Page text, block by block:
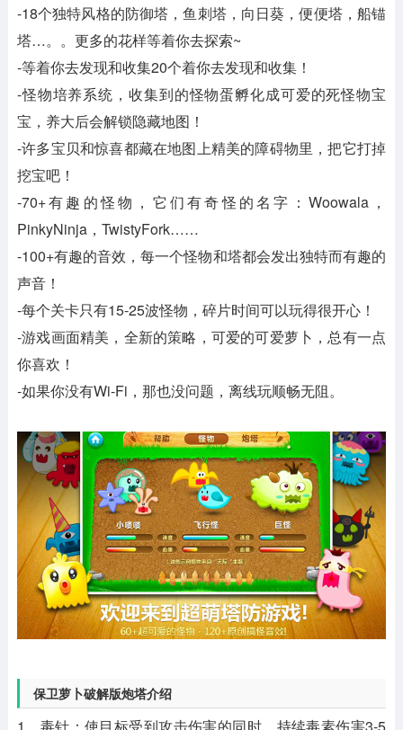
-18个独特风格的防御塔，鱼刺塔，向日葵，便便塔，船锚
塔…。。更多的花样等着你去探索~
-等着你去发现和收集20个着你去发现和收集！
-怪物培养系统，收集到的怪物蛋孵化成可爱的死怪物宝
宝，养大后会解锁隐藏地图！
-许多宝贝和惊喜都藏在地图上精美的障碍物里，把它打掉
挖宝吧！
-70+有趣的怪物，它们有奇怪的名字：Woowala，
PinkyNinja，TwistyFork……
-100+有趣的音效，每一个怪物和塔都会发出独特而有趣的
声音！
-每个关卡只有15-25波怪物，碎片时间可以玩得很开心！
-游戏画面精美，全新的策略，可爱的可爱萝卜，总有一点
你喜欢！
-如果你没有Wi-Fi，那也没问题，离线玩顺畅无阻。
保卫萝卜破解版炮塔介绍